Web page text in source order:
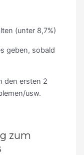
(unter 8,7%)
geben, sobald
den ersten 2
usw.
zum